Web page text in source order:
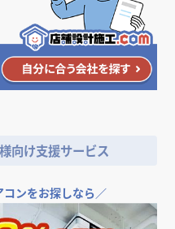
向け支援サービス
ンをお探しなら／